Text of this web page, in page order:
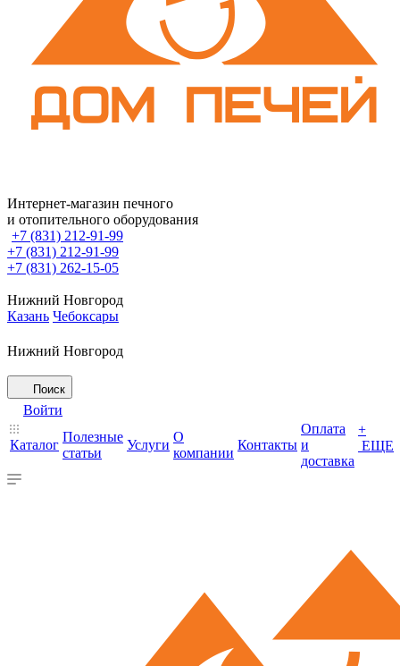
Интернет-магазин печного
и отопительного оборудования
+7 (831) 212-91-99
+7 (831) 212-91-99
+7 (831) 262-15-05
Нижний Новгород
Казань Чебоксары
Нижний Новгород
Поиск
Войти
Каталог
Полезные
статьи
Услуги
О
компании
Контакты
Оплата
и
доставка
+
ЕЩЕ